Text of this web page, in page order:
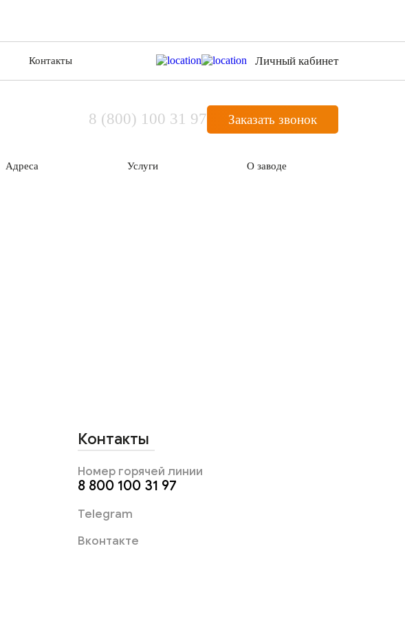
Контакты Личный кабинет
8 (800) 100 31 97 Заказать звонок
Адреса Услуги О заводе
Контакты
Номер горячей линии
8 800 100 31 97
Telegram
Вконтакте